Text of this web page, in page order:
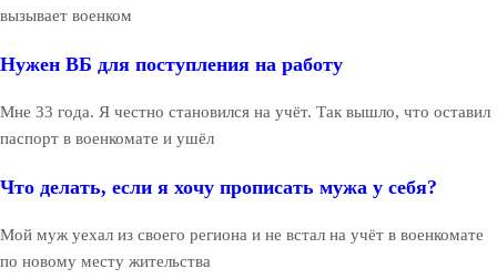
вызывает военком
Нужен ВБ для поступления на работу
Мне 33 года. Я честно становился на учёт. Так вышло, что оставил
паспорт в военкомате и ушёл
Что делать, если я хочу прописать мужа у себя?
Мой муж уехал из своего региона и не встал на учёт в военкомате
по новому месту жительства